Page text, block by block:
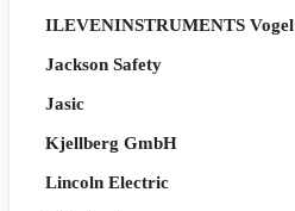
ILEVENINSTRUMENTS Vogel
Jackson Safety
Jasic
Kjellberg GmbH
Lincoln Electric